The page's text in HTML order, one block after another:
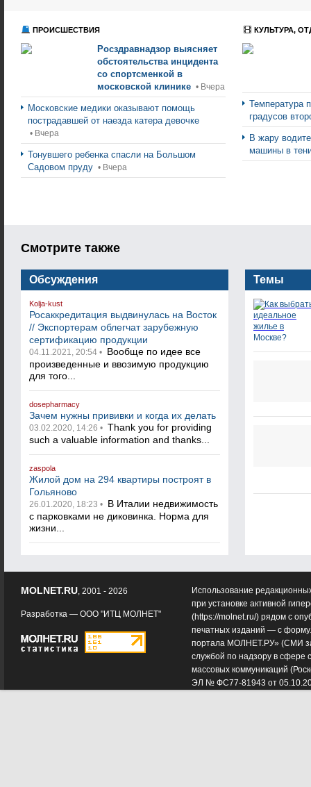
ПРОИСШЕСТВИЯ
Росздравнадзор выясняет
обстоятельства инцидента
со спортсменкой в
московской клинике • Вчера
Московские медики оказывают помощь
пострадавшей от наезда катера девочке
• Вчера
Тонувшего ребенка спасли на Большом
Садовом пруду • Вчера
КУЛЬТУРА,
Температура
градусов
В жару
машины в
Смотрите также
Обсуждения
Kolja-kust
Росаккредитация выдвинулась на Восток
// Экспортерам облегчат зарубежную
сертификацию продукции
04.11.2021, 20:54 • Вообще по идее все
произведенные и ввозимую продукцию
для того...
dosepharmacy
Зачем нужны прививки и когда их делать
03.02.2020, 14:26 • Thank you for providing
such a valuable information and thanks...
zaspola
Жилой дом на 294 квартиры построят в
Гольяново
26.01.2020, 18:23 • В Италии недвижимость
с парковками не диковинка. Норма для
жизни...
Темы
Использование
при установке активной
(https://molnet.ru/) рядом с
печатных изданий — с
портала МОЛНЕТ.РУ» (СМИ
службой по надзору в сфере
массовых коммуникаций
ЭЛ № ФС77-81943 от
MOLNET.RU, 2001 - 2026
Разработка — ООО "ИТЦ МОЛНЕТ"